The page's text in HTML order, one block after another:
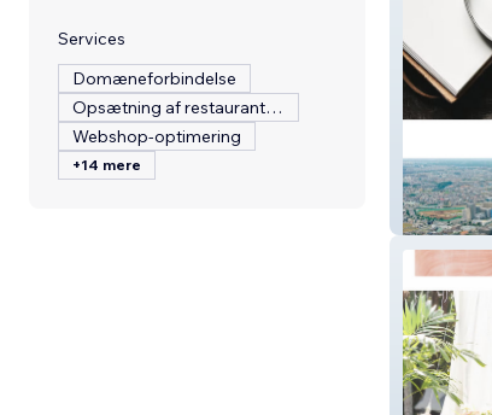
Services
Domæneforbindelse
Opsætning af restaurantmenu
Webshop-optimering
+14 mere
総合探偵